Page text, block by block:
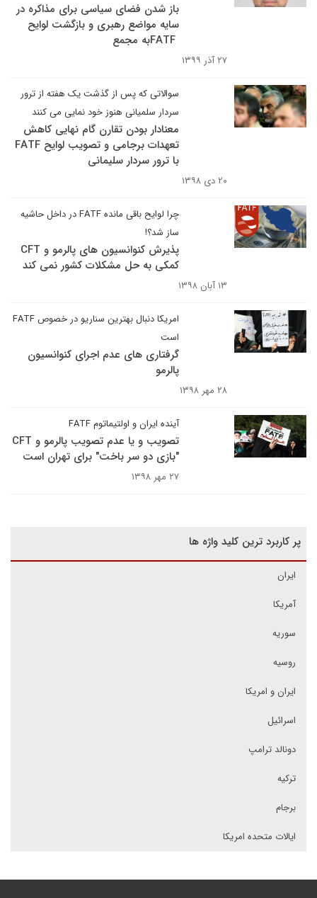
باز شدن فضای سیاسی برای مذاکره در
سایه مواضع رهبری و بازگشت لوایح
۲۷ آذر ۱۳۹۹
سوالاتی که پس از گذشت یک هفته از ترور
سردار سلمیانی هنوز خود نمایی می کنند
معنادار بودن تقارن گام نهایی کاهش
تعهدات برجامی و تصویب لوایح FATF
با ترور سردار سلیمانی
۲۰ دی ۱۳۹۸
چرا لوایح باقی مانده FATF در داخل حاشیه
ساز شد؟!
پذیرش کنوانسیون های پالرمو و CFT
کمکی به حل مشکلات کشور نمی کند
۱۳ آبان ۱۳۹۸
امریکا دنبال بهترین سناریو در خصوص FATF
است
گرفتاری های عدم اجرای کنوانسیون
پالرمو
۲۸ مهر ۱۳۹۸
آینده ایران و اولتیماتوم FATF
تصویب و یا عدم تصویب پالرمو و CFT
"بازی دو سر باخت" برای تهران است
۲۷ مهر ۱۳۹۸
پر کاربرد ترین کلید واژه ها
ایران
آمریکا
سوریه
روسیه
ایران و امریکا
اسرائیل
دونالد ترامپ
ترکیه
برجام
ایالات متحده امریکا